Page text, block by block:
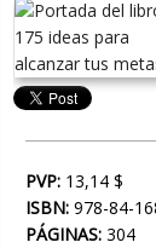
PVP: 13,14 $
ISBN: 978-84-
PÁGINAS: 304